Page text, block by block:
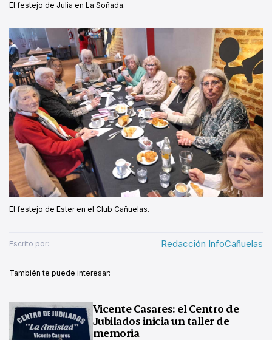
El festejo de Julia en La Soñada.
El festejo de Ester en el Club Cañuelas.
Escrito por: Redacción InfoCañuelas
También te puede interesar:
Vicente Casares: el Centro de
Jubilados inicia un taller de
memoria